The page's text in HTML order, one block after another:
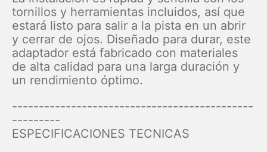
tornillos y herramientas incluidos, así que
estará listo para salir a la pista en un abrir
y cerrar de ojos. Diseñado para durar, este
adaptador está fabricado con materiales
de alta calidad para una larga duración y
un rendimiento óptimo.
---------------------------------------------
---------
ESPECIFICACIONES TECNICAS